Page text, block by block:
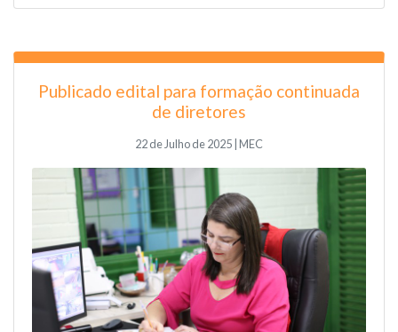
Publicado edital para formação continuada
de diretores
22 de Julho de 2025 | MEC